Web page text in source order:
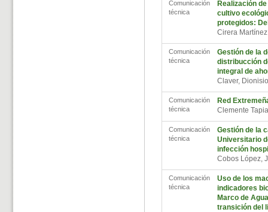
Comunicación
técnica
Realización
cultivo
protegidos:
Cirera
Comunicación
técnica
Gestión de la
distribucción
integral de
Claver,
Comunicación
técnica
Red
Clemente
Comunicación
técnica
Gestión de la
Universitario
infección
Cobos López,
Comunicación
técnica
Uso de los
indicadores
Marco de
transición del